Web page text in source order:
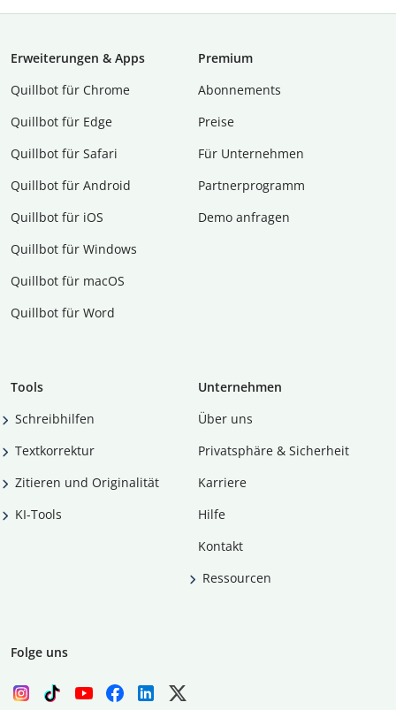
Erweiterungen & Apps
Quillbot für Chrome
Quillbot für Edge
Quillbot für Safari
Quillbot für Android
Quillbot für iOS
Quillbot für Windows
Quillbot für macOS
Quillbot für Word
Premium
Abon­ne­ments
Preise
Für Unternehmen
Partnerprogramm
Demo anfragen
Tools
Schreibhilfen
Textkorrektur
Zitieren und Originalität
KI-Tools
Unternehmen
Über uns
Privatsphäre & Sicherheit
Karriere
Hilfe
Kontakt
Ressourcen
Folge uns